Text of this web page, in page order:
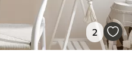
2